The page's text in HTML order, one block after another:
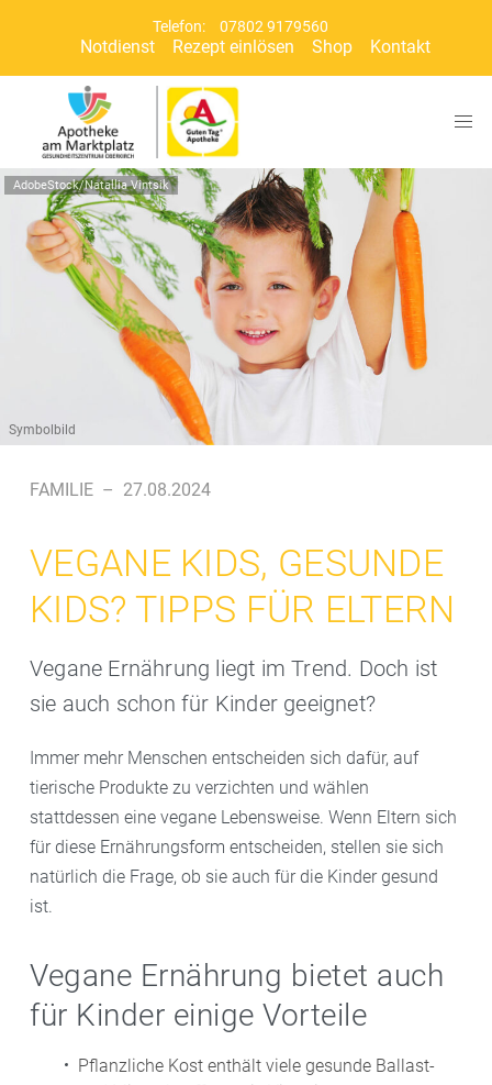
Telefon: 07802 9179560
Notdienst Rezept einlösen Shop Kontakt
AdobeStock/Natallia Vintsik
Symbolbild
FAMILIE – 27.08.2024
VEGANE KIDS, GESUNDE
KIDS? TIPPS FÜR ELTERN
Vegane Ernährung liegt im Trend. Doch ist
sie auch schon für Kinder geeignet?
Immer mehr Menschen entscheiden sich dafür, auf
tierische Produkte zu verzichten und wählen
stattdessen eine vegane Lebensweise. Wenn Eltern sich
für diese Ernährungsform entscheiden, stellen sie sich
natürlich die Frage, ob sie auch für die Kinder gesund
ist.
Vegane Ernährung bietet auch
für Kinder einige Vorteile
Pflanzliche Kost enthält viele gesunde Ballast-